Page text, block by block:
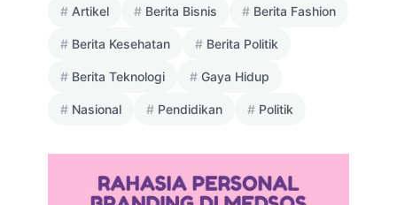
Artikel Berita Bisnis Berita Fashion
Berita Kesehatan Berita Politik
Berita Teknologi Gaya Hidup
Nasional Pendidikan Politik